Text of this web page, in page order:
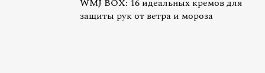
WMJ BOX: 16 идеальных кремов для
защиты рук от ветра и мороза